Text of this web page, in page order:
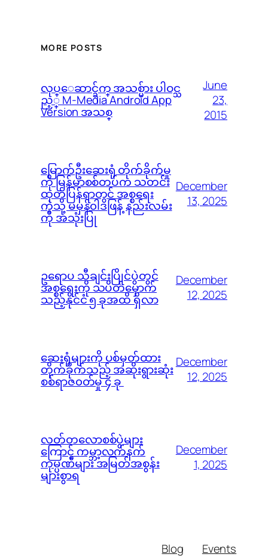
MORE POSTS
လုပ္ေဆာင္ခ်က္ အသစ္မ်ား ပါဝင္သ
ည့္ M-Media Android App
Version အသစ္
June
23,
2015
မြောက်ဦးဆေးရုံ တိုက်ခိုက်မှု
ကို မြန်မာစစ်တပ်က သတင်း
ထုတ်ပြန်ရာတွင် အစ္စရေး
ကဲ့သို့ မမှန်၀ါဒဖြန့် နည်းလမ်း
ကို အသုံးပြု
December
13, 2025
ဥရောပ သီချင်းပြိုင်ပွဲတွင်
အစ္စရေးကို သပိတ်မှောက်
သည့်နိုင်ငံ ၅ ခုအထိ ရှိလာ
December
12, 2025
ဆေးရုံများကို ပစ်မှတ်ထား
တိုက်ခိုက်သည့် အဆိုးရွားဆုံး
စစ်ရာဇ၀တ်မှု ၄ ခု
December
12, 2025
လတ်တလောစစ်ပွဲများ
ကြောင့် ကမ္ဘာ့လက်နက်
ကုမ္ပဏီများ အမြတ်အစွန်း
များစွာရ
December
1, 2025
Blog
Events